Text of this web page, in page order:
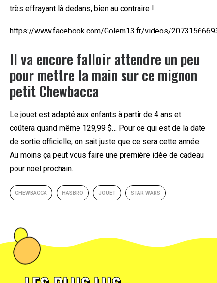
très effrayant là dedans, bien au contraire !
https://www.facebook.com/Golem13.fr/videos/
Il va encore falloir attendre un peu
pour mettre la main sur ce mignon
petit Chewbacca
Le jouet est adapté aux enfants à partir de 4 ans et
coûtera quand même 129,99 $… Pour ce qui est de la date
de sortie officielle, on sait juste que ce sera cette année.
Au moins ça peut vous faire une première idée de cadeau
pour noël prochain.
CHEWBACCA HASBRO JOUET STAR WARS